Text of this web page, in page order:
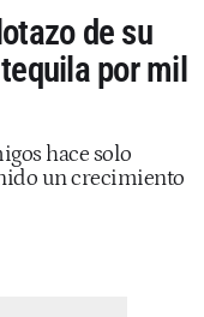
de su
por mil
hace solo
un crecimiento